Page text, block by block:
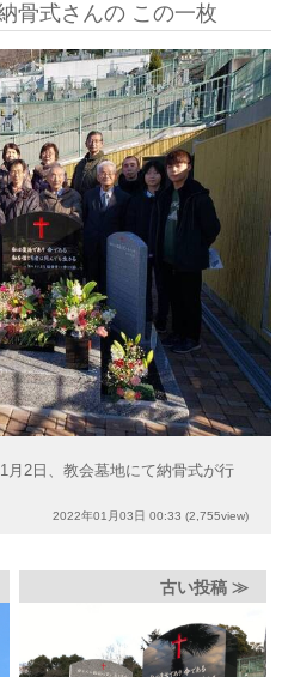
骨式さんの この一枚
1月2日、教会墓地にて納骨式が行
2022年01月03日 00:33 (2,755view)
古い投稿 ≫